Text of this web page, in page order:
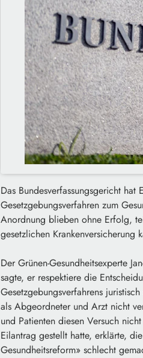
Das Bundesverfassungsgericht
Gesetzgebungsverfahren zum
Anordnung blieben ohne Erfolg,
gesetzlichen
Der Grünen-Gesundheitsexperte
sagte, er respektiere die
Gesetzgebungsverfahrens
als Abgeordneter und Arzt nicht
und Patienten diesen Versuch
Eilantrag gestellt hatte, erklärte,
Gesundheitsreform» schlecht